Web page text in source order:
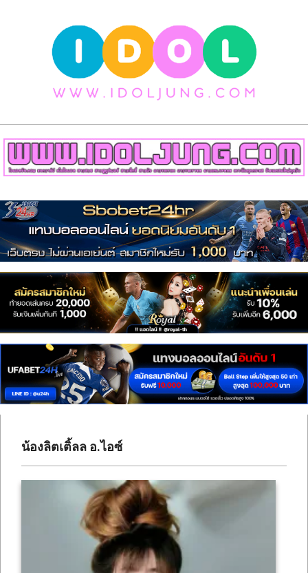
วาร์
ป
สาว
สวย
เน็ต
ไอ
ดอล
สาว
เซ็กซี่
สาว
ติ๊ก
ต็อก
ดาว
ทวิ
ต
เตอร์
ONLYFANS
Primary
Navigation
น้องลิตเติ้ลล อ.ไอซ์